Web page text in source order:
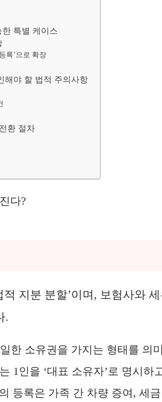
특별 케이스
록’으로 확장
해야 할 법적 주의사항
환 절차
지분 분할’이며, 보험사와
.
한 소유권을 가지는 형태를 의
1인을 ‘대표 소유자’로 명시하
등록은 가족 간 차량 증여, 세